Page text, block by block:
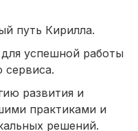
путь Кирилла.
успешной работы
сервиса.
развития и
практиками и
решений.